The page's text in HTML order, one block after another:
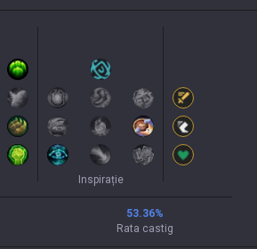
Inspirație
53.36%
Rata castig